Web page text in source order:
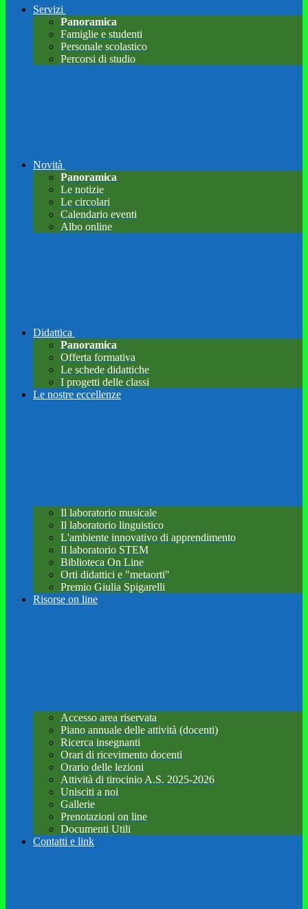
Servizi
Panoramica
Famiglie e studenti
Personale scolastico
Percorsi di studio
Novità
Panoramica
Le notizie
Le circolari
Calendario eventi
Albo online
Didattica
Panoramica
Offerta formativa
Le schede didattiche
I progetti delle classi
Le nostre eccellenze
Il laboratorio musicale
Il laboratorio linguistico
L'ambiente innovativo di apprendimento
Il laboratorio STEM
Biblioteca On Line
Orti didattici e "metaorti"
Premio Giulia Spigarelli
Risorse on line
Accesso area riservata
Piano annuale delle attività (docenti)
Ricerca insegnanti
Orari di ricevimento docenti
Orario delle lezioni
Attività di tirocinio A.S. 2025-2026
Unisciti a noi
Gallerie
Prenotazioni on line
Documenti Utili
Contatti e link